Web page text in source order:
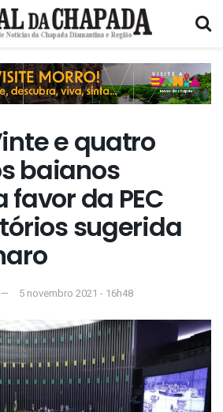
e quatro
baianos
da PEC
sugerida
5 novembro 2021 - 16h48